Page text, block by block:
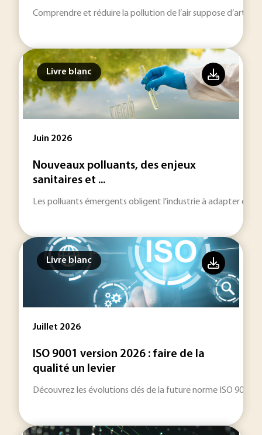
Comprendre et réduire la pollution de l’air suppose
Livre blanc
Juin 2026
Nouveaux polluants, des enjeux
sanitaires et ...
Les polluants émergents obligent l'industrie à adapter
Livre blanc
Juillet 2026
ISO 9001 version 2026 : faire de la
qualité un levier
Découvrez les évolutions clés de la future norme ISO 9001